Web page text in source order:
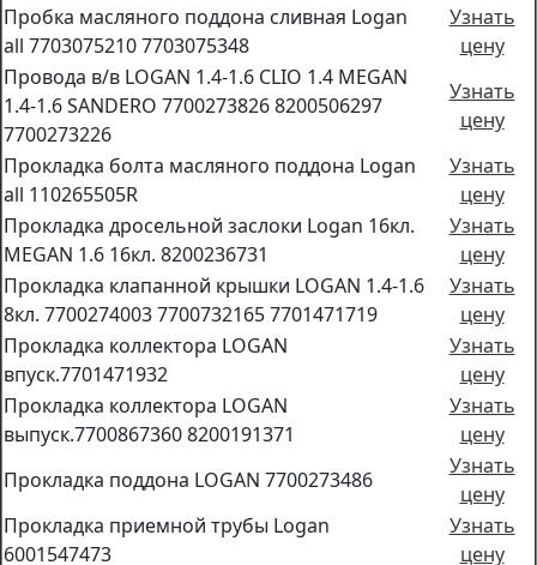
Пробка масляного поддона сливная Logan
all 7703075210 7703075348
Узнать
цену
Провода в/в LOGAN 1.4-1.6 CLIO 1.4 MEGAN
1.4-1.6 SANDERO 7700273826 8200506297
7700273226
Узнать
цену
Прокладка болта масляного поддона Logan
all 110265505R
Узнать
цену
Прокладка дросельной заслоки Logan 16кл.
MEGAN 1.6 16кл. 8200236731
Узнать
цену
Прокладка клапанной крышки LOGAN 1.4-1.6
8кл. 7700274003 7700732165 7701471719
Узнать
цену
Прокладка коллектора LOGAN
впуск.7701471932
Узнать
цену
Прокладка коллектора LOGAN
выпуск.7700867360 8200191371
Узнать
цену
Прокладка поддона LOGAN 7700273486
Узнать
цену
Прокладка приемной трубы Logan
6001547473
Узнать
цену